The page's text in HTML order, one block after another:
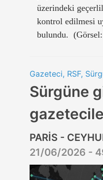
üzerindeki
kontrol edilmesi
bulundu.
Gazeteci, RSF,
Sürgüne
PARİS -
21/06/2026 -